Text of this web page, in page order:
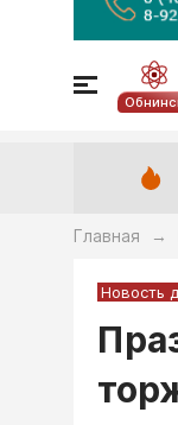
Главная →
Новость